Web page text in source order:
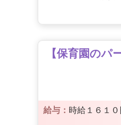
【保育園のパ
給与： 時給１６１０